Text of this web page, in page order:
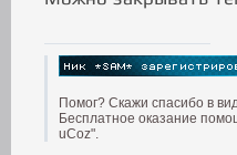
Помог? Скажи спасибо в
Бесплатное оказание
uCoz".